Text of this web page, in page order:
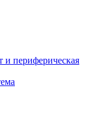
и периферическая